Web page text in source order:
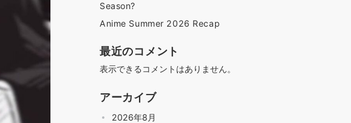
Season?
Anime Summer 2026 Recap
最近のコメント
表示できるコメントはありません。
アーカイブ
2026年8月